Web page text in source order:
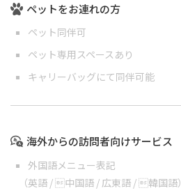
ペットをお連れの方
ペット同伴可
ペット専用スペースあり
キャリーバッグにて同伴可能
海外からの訪問者向けサービス
外国語メニュー表記
（英語 /中国語 / 広東語 /韓国語）